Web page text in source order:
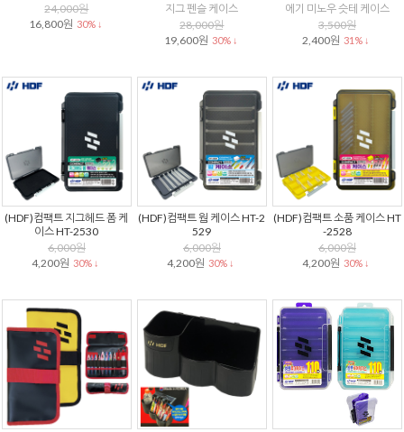
24,000원
16,800원 30% ↓
지그 펜슬 케이스
28,000원
19,600원 30% ↓
에기 미노우 슷테 케이스
3,500원
2,400원 31% ↓
(HDF)컴팩트 지그헤드 폼 케
이스 HT-2530
6,000원
4,200원 30% ↓
(HDF)컴팩트 웜 케이스 HT-2
529
6,000원
4,200원 30% ↓
(HDF)컴팩트 소품 케이스 HT
-2528
6,000원
4,200원 30% ↓